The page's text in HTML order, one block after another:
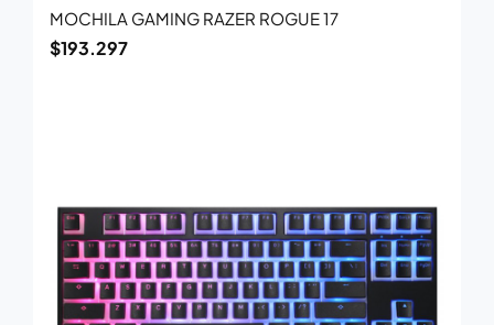
MOCHILA GAMING RAZER ROGUE 17
$193.297